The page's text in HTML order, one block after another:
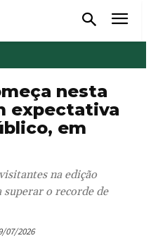
nesta
expectativa
em
na edição
superar o recorde de
07/2026